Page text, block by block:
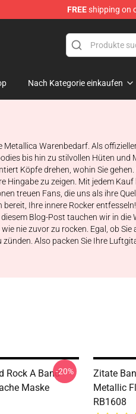
FREEshipping on
Nach Kategorie einkaufen
Warenbedarf. Als
bis hin zu stilvollen Hüten
Köpfe drehen, wohin Sie
Hingabe zu zeigen. Mit jedem
treuen Fans, die uns als ihre
Ihre innere Rocker
Blog-Post tauchen wir in
nie zuvor zu rocken. Egal, ob
Also packen Sie Ihre
Rock A Band
Maske
-20%
Zitate
Metallic
RB1608